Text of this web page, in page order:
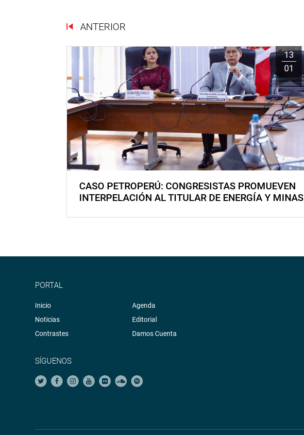
ANTERIOR
13
01
CASO PETROPERÚ: CONGRESISTAS PROMUEVEN
INTERPELACIÓN AL TITULAR DE ENERGÍA Y MINAS
PORTAL
Inicio
Noticias
Contrastes
Agenda
Editorial
Damos Cuenta
SÍGUENOS